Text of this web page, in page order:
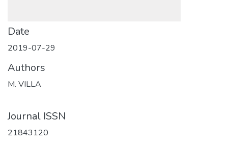
Date
2019-07-29
Authors
M. VILLA
Journal ISSN
21843120